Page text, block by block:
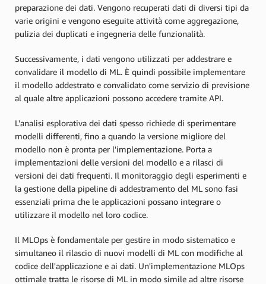
preparazione dei dati. Vengono recuperati dati di diversi tipi da
varie origini e vengono eseguite attività come aggregazione,
pulizia dei duplicati e ingegneria delle funzionalità.
Successivamente, i dati vengono utilizzati per addestrare e
convalidare il modello di ML. È quindi possibile implementare
il modello addestrato e convalidato come servizio di previsione
al quale altre applicazioni possono accedere tramite API.
L'analisi esplorativa dei dati spesso richiede di sperimentare
modelli differenti, fino a quando la versione migliore del
modello non è pronta per l'implementazione. Porta a
implementazioni delle versioni del modello e a rilasci di
versioni dei dati frequenti. Il monitoraggio degli esperimenti e
la gestione della pipeline di addestramento del ML sono fasi
essenziali prima che le applicazioni possano integrare o
utilizzare il modello nel loro codice.
Il MLOps è fondamentale per gestire in modo sistematico e
simultaneo il rilascio di nuovi modelli di ML con modifiche al
codice dell'applicazione e ai dati. Un'implementazione MLOps
ottimale tratta le risorse di ML in modo simile ad altre risorse